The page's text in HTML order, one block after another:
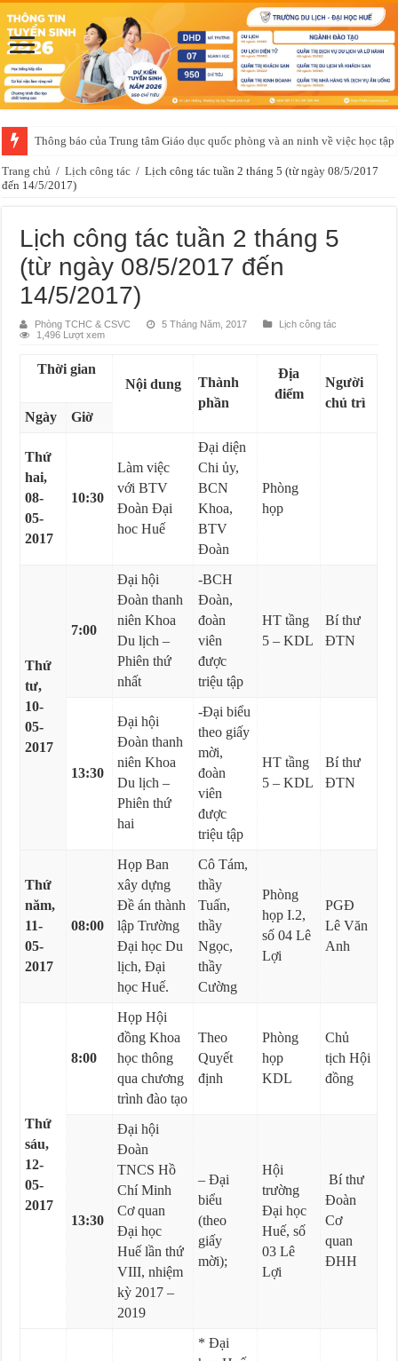
Thông báo của Trung tâm Giáo dục quốc phòng và an ninh về việc học
Trang chủ / Lịch công tác / Lịch công tác tuần 2 tháng 5 (từ ngày 08/5/2017
đến 14/5/2017)
Lịch công tác tuần 2 tháng 5
(từ ngày 08/5/2017 đến
14/5/2017)
Phòng TCHC & CSVC 5 Tháng Năm, 2017
Lịch công tác
1,496 Lượt xem
Thời gian
Nội dung
Thành
phần
Địa
điểm
Người
chủ trì
Ngày
Giờ
Thứ
hai,
08-
05-
2017
10:30
Làm việc
với BTV
Đoàn Đại
hoc Huế
Đại diện
Chi ủy,
BCN
Khoa,
BTV
Đoàn
Phòng
họp
Thứ
tư,
10-
05-
2017
7:00
Đại hội
Đoàn thanh
niên Khoa
Du lịch –
Phiên thứ
nhất
-BCH
Đoàn,
đoàn
viên
được
triệu tập
HT tầng
5 – KDL
Bí thư
ĐTN
13:30
Đại hội
Đoàn thanh
niên Khoa
Du lịch –
Phiên thứ
hai
-Đại biểu
theo giấy
mời,
đoàn
viên
được
triệu tập
HT tầng
5 – KDL
Bí thư
ĐTN
Thứ
năm,
11-
05-
2017
08:00
Họp Ban
xây dựng
Đề án thành
lập Trường
Đại học Du
lịch, Đại
học Huế.
Cô Tám,
thầy
Tuấn,
thầy
Ngọc,
thầy
Cường
Phòng
họp I.2,
số 04 Lê
Lợi
PGĐ
Lê Văn
Anh
Thứ
sáu,
12-
05-
2017
8:00
Họp Hội
đồng Khoa
học thông
qua chương
trình đào tạo
Theo
Quyết
định
Phòng
họp
KDL
Chủ
tịch Hội
đồng
13:30
Đại hội
Đoàn
TNCS Hồ
Chí Minh
Cơ quan
Đại học
Huế lần thứ
VIII, nhiệm
kỳ 2017 –
2019
– Đại
biểu
(theo
giấy
mời);
Hội
trường
Đại học
Huế, số
03 Lê
Lợi
Bí thư
Đoàn
Cơ
quan
ĐHH
* Đại